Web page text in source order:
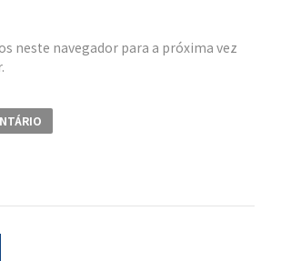
neste navegador para a próxima vez